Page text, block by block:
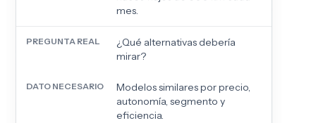
mes.
¿Qué alternativas debería
mirar?
Modelos similares por precio,
autonomía, segmento y
eficiencia.